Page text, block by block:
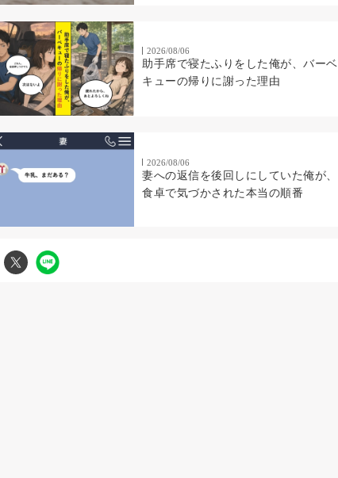
2026/08/06
助手席で寝たふりをした俺が、バーベ
キューの帰りに謝った理由
2026/08/06
妻への返信を後回しにしていた俺が、
食卓で気づかされた本当の順番